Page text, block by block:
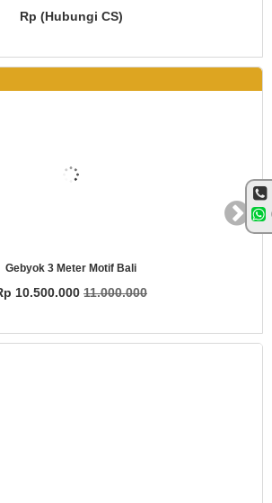
Rp (Hubungi CS)
Gebyok 3 Meter Motif Bali
10.500.000 11.000.000